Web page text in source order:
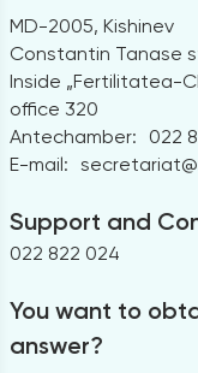
MD-2005, Kishinev
Constantin Tanase
Inside „Fertilitatea-
office 320
Antechamber:
022
E-mail:
Support and
022 822 024
You want to
answer?